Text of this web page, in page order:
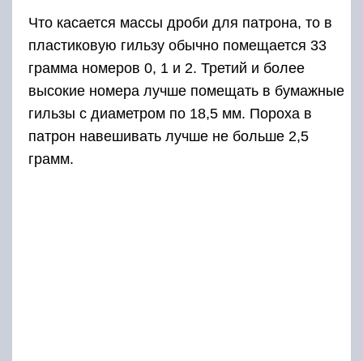
Что касается массы дроби для патрона, то в
пластиковую гильзу обычно помещается 33
грамма номеров 0, 1 и 2. Третий и более
высокие номера лучше помещать в бумажные
гильзы с диаметром по 18,5 мм. Пороха в
патрон навешивать лучше не больше 2,5
грамм.